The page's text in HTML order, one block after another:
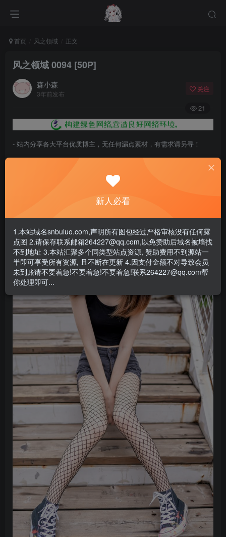
首页 风之领域 正文
风之领域 0094 [50P]
森小森
3年前发布
关注
21
- 站内分享各大平台优质博主，无任何漏点素材，有需求请另寻！
- 百度网盘提示提取码错误，请更换浏览器重试，这是百度网盘版本问
- 遇见解压密码不对、无法解压，请查看
- 资源失效/充值未到账/账号解禁...等问题请《提交工单》
此处内容已隐藏，赞助会员可见
请登录后查看特权
新人必看
1.本站域名snbuluo.com,声明所有图包经过严格审核没有任何露
点图 2.请保存联系邮箱264227@qq.com,以免赞助后域名被墙找
不到地址 3.本站汇聚多个同类型站点资源, 赞助费用不到源站一
半即可享受所有资源, 且不断在更新 4.因支付金额不对导致会员
未到账请不要着急!不要着急!不要着急!联系264227@qq.com帮
你处理即可...